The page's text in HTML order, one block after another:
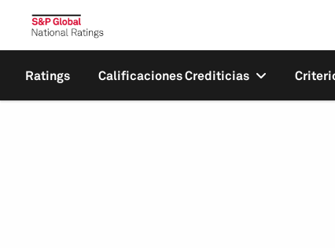
Ratings Calificaciones Crediticias